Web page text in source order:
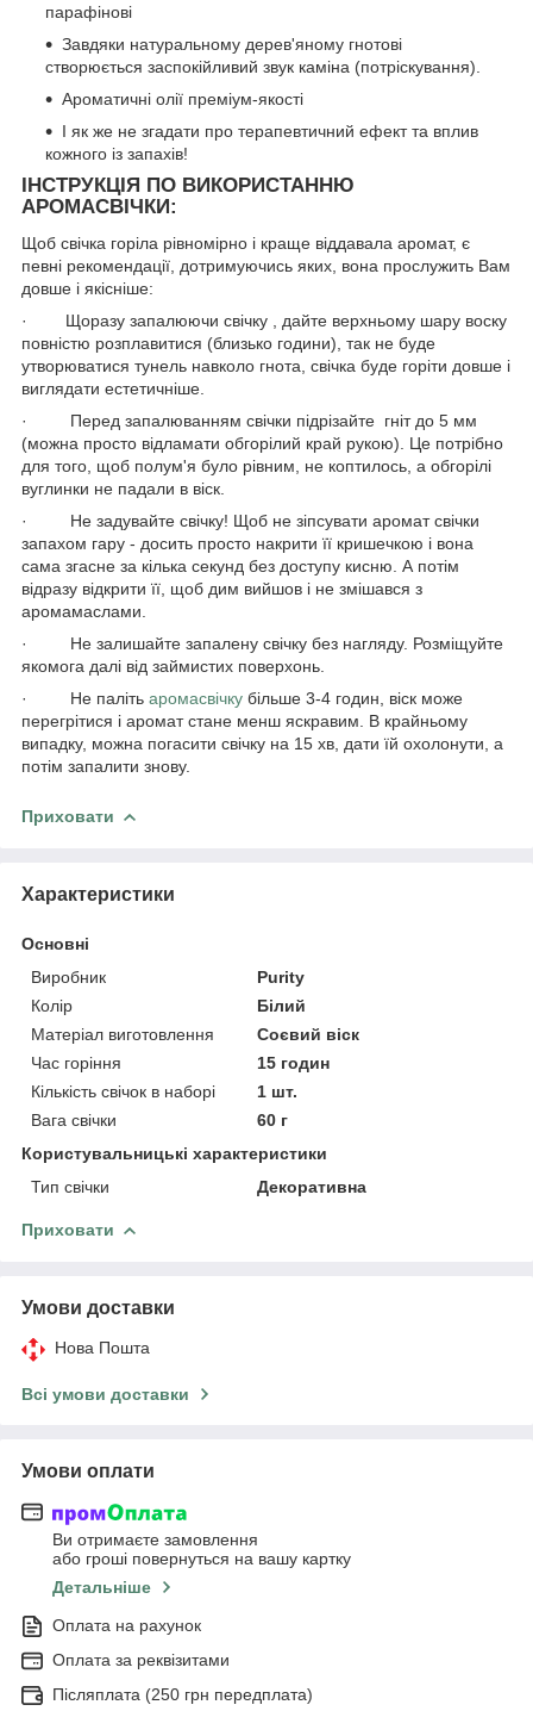
парафінові
Завдяки натуральному дерев'яному гнотові
створюється заспокійливий звук каміна (потріскування).
Ароматичні олії преміум-якості
І як же не згадати про терапевтичний ефект та вплив
кожного із запахів!
ІНСТРУКЦІЯ ПО ВИКОРИСТАННЮ
АРОМАСВІЧКИ:
Щоб свічка горіла рівномірно і краще віддавала аромат, є
певні рекомендації, дотримуючись яких, вона прослужить Вам
довше і якісніше:
· Щоразу запалюючи свічку , дайте верхньому шару воску
повністю розплавитися (близько години), так не буде
утворюватися тунель навколо гнота, свічка буде горіти довше і
виглядати естетичніше.
· Перед запалюванням свічки підрізайте гніт до 5 мм
(можна просто відламати обгорілий край рукою). Це потрібно
для того, щоб полум'я було рівним, не коптилось, а обгорілі
вуглинки не падали в віск.
· Не задувайте свічку! Щоб не зіпсувати аромат свічки
запахом гару - досить просто накрити її кришечкою і вона
сама згасне за кілька секунд без доступу кисню. А потім
відразу відкрити її, щоб дим вийшов і не змішався з
аромамаслами.
· Не залишайте запалену свічку без нагляду. Розміщуйте
якомога далі від займистих поверхонь.
· Не паліть аромасвічку більше 3-4 годин, віск може
перегрітися і аромат стане менш яскравим. В крайньому
випадку, можна погасити свічку на 15 хв, дати їй охолонути, а
потім запалити знову.
Приховати
Характеристики
Основні
Виробник
Purity
Колір
Білий
Матеріал виготовлення
Соєвий віск
Час горіння
15 годин
Кількість свічок в наборі
1 шт.
Вага свічки
60 г
Користувальницькі характеристики
Тип свічки
Декоративна
Приховати
Умови доставки
Нова Пошта
Всі умови доставки
Умови оплати
Ви отримаєте замовлення
або гроші повернуться на вашу картку
Детальніше
Оплата на рахунок
Оплата за реквізитами
Післяплата (250 грн передплата)